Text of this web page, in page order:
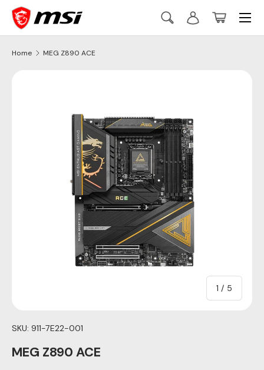
Skip to content
Szukaj
SearchLog inBasket
Menu
Home MEG Z890 ACE
1 / of
5
SKU: 911-7E22-001
MEG Z890 ACE